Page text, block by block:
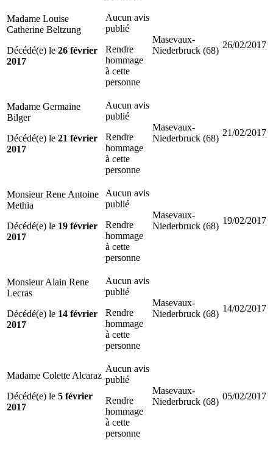
Madame Louise
Catherine Beltzung
Décédé(e) le 26 février
2017
Aucun avis
publié
Rendre
hommage
à cette
personne
Masevaux-
Niederbruck (68)
26/02/2017
Madame Germaine
Bilger
Décédé(e) le 21 février
2017
Aucun avis
publié
Rendre
hommage
à cette
personne
Masevaux-
Niederbruck (68)
21/02/2017
Monsieur Rene Antoine
Methia
Décédé(e) le 19 février
2017
Aucun avis
publié
Rendre
hommage
à cette
personne
Masevaux-
Niederbruck (68)
19/02/2017
Monsieur Alain Rene
Lecras
Décédé(e) le 14 février
2017
Aucun avis
publié
Rendre
hommage
à cette
personne
Masevaux-
Niederbruck (68)
14/02/2017
Madame Colette Alcaraz
Décédé(e) le 5 février
2017
Aucun avis
publié
Rendre
hommage
à cette
personne
Masevaux-
Niederbruck (68)
05/02/2017